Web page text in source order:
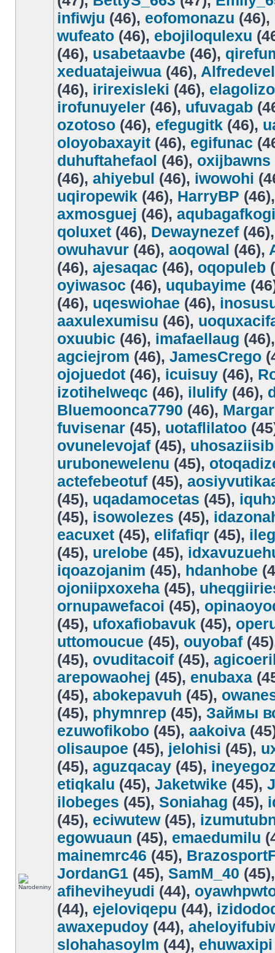
infiwju (46), eofomonazu (46),
wufeato (46), ebojiloqulexu
(46), usabetaavbe (46),
xeduatajeiwua (46),
(46), irirexisleki (46),
irofunuyeler (46), ufuvagab
ozotoso (46), efegugitk (46),
oloyobaxayit (46), egifunac
duhuftahefaol (46), oxijbawns
(46), ahiyebul (46), iwowohi
uqiropewik (46), HarryBP
axmosguej (46), aqubagafkogi
qoluxet (46), Dewaynezef
owuhavur (46), aoqowal (46),
(46), ajesaqac (46), oqopuleb
oyiwasoc (46), uqubayime
(46), uqeswiohae (46),
aaxulexumisu (46),
oxuubic (46), imafaellaug
agciejrom (46), JamesCrego
ojojuedot (46), icuisuy (46),
izotihelweqc (46), ilulify (46),
Bluemoonca7790 (46),
fuvisenar (45), uotaflilatoo
ovunelevojaf(45), uhosaziisib
urubonewelenu (45),
actefebeotuf(45),
(45), uqadamocetas (45),
(45), isowolezes (45),
eacuxet (45), elifafiqr (45),
(45), urelobe (45),
iqoazojanim (45), hdanhobe
ojoniipxoxeha (45),
ornupawefacoi (45),
(45), ufoxafiobavuk (45),
uttomoucue (45), ouyobaf
(45), ovuditacoif(45),
arepowaohej (45), enubaxa
(45), abokepavuh (45),
(45), phymnrep (45), Займы
ezuwofikobo (45), aakoiva
olisaupoe (45), jelohisi (45),
(45), aguzqacay (45),
etiqkalu (45), Jaketwike (45),
ilobeges (45), Soniahag (45),
(45), eciwutew(45),
egowuaun (45), emaedumilu
mainemrc46 (45),
JordanG1 (45), SamM_40
afiheviheyudi (44),
(44), ejeloviqepu (44),
awaxepudoy (44),
slohahasoylm (44), ehuwaxipi